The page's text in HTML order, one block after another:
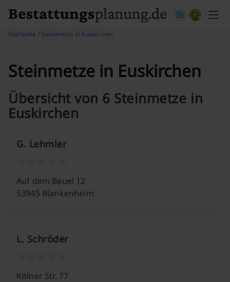
Startseite / Steinmetze in Euskirchen
Steinmetze in Euskirchen
Übersicht von 6 Steinmetze in
Euskirchen
G. Lehmler
Auf dem Beuel 12
53945 Blankenheim
L. Schröder
Kölner Str. 77